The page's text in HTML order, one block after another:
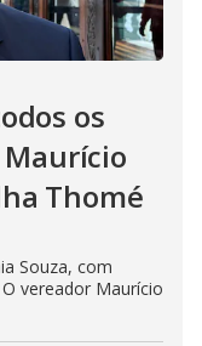
os
Maurício
Thomé
Souza, com
vereador Maurício